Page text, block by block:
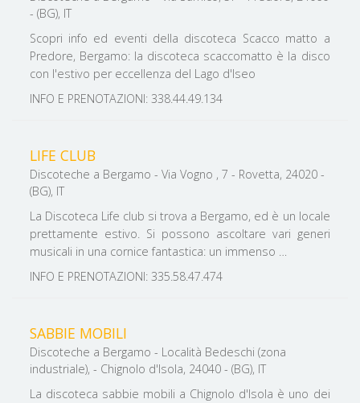
- (BG), IT
Scopri info ed eventi della discoteca Scacco matto a
Predore, Bergamo: la discoteca scaccomatto è la disco
con l'estivo per eccellenza del Lago d'Iseo
INFO E PRENOTAZIONI: 338.44.49.134
LIFE CLUB
Discoteche a Bergamo - Via Vogno , 7 - Rovetta, 24020 -
(BG), IT
La Discoteca Life club si trova a Bergamo, ed è un locale
prettamente estivo. Si possono ascoltare vari generi
musicali in una cornice fantastica: un immenso …
INFO E PRENOTAZIONI: 335.58.47.474
SABBIE MOBILI
Discoteche a Bergamo - Località Bedeschi (zona
industriale), - Chignolo d'Isola, 24040 - (BG), IT
La discoteca sabbie mobili a Chignolo d'Isola è uno dei